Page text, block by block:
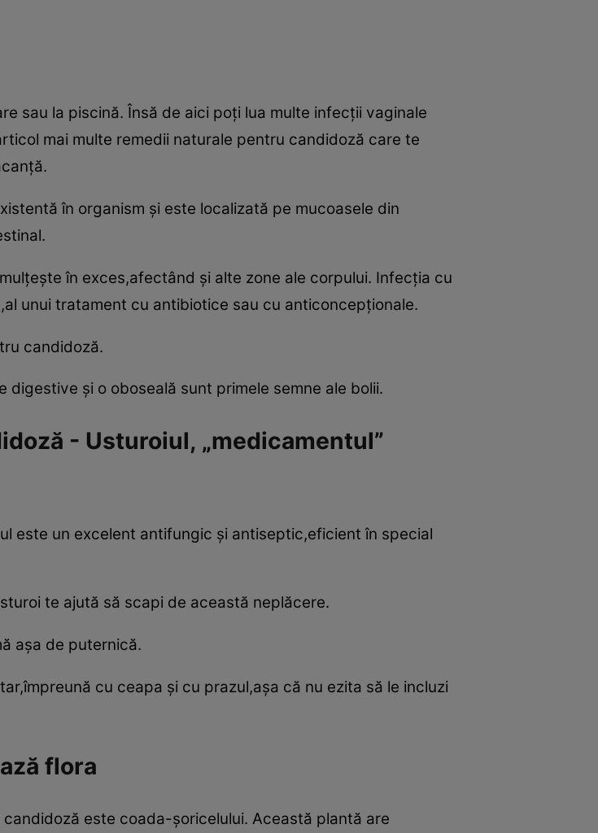
sau la piscină. Însă de aici poţi lua multe infecţii vaginale
mai multe remedii naturale pentru candidoză care te
în organism şi este localizată pe mucoasele din
în exces,afectând şi alte zone ale corpului. Infecţia cu
unui tratament cu antibiotice sau cu anticoncepţionale.
candidoză.
şi o oboseală sunt primele semne ale bolii.
- Usturoiul, „medicamentul”
este un excelent antifungic şi antiseptic,eficient în special
te ajută să scapi de această neplăcere.
aşa de puternică.
cu ceapa şi cu prazul,aşa că nu ezita să le incluzi
flora
este coada-şoricelului. Această plantă are